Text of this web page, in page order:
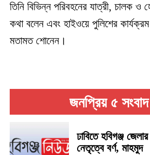
জনপ্রিয় ৫ সংবাদ
ঢাবিতে হবিগঞ্জ জেলার
নেতৃত্বে বর্ণ, মাহমুদ
তিনি বিভিন্ন পরিবহনের যাত্রী, চালক ও
কথা বলেন এবং হাইওয়ে পুলিশের কার্যক্রম
মতামত শোনেন।